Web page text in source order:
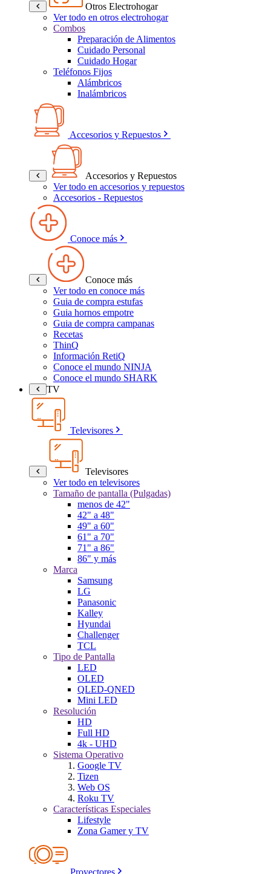
Otros Electrohogar
Ver todo en otros electrohogar
Combos
Preparación de Alimentos
Cuidado Personal
Cuidado Hogar
Teléfonos Fijos
Alámbricos
Inalámbricos
Accesorios y Repuestos
Accesorios y Repuestos
Ver todo en accesorios y repuestos
Accesorios - Repuestos
Conoce más
Conoce más
Ver todo en conoce más
Guia de compra estufas
Guia hornos empotre
Guia de compra campanas
Recetas
ThinQ
Información RetiQ
Conoce el mundo NINJA
Conoce el mundo SHARK
TV
Televisores
Televisores
Ver todo en televisores
Tamaño de pantalla (Pulgadas)
menos de 42"
42" a 48"
49" a 60"
61" a 70"
71" a 86"
86" y más
Marca
Samsung
LG
Panasonic
Kalley
Hyundai
Challenger
TCL
Tipo de Pantalla
LED
OLED
QLED-QNED
Mini LED
Resolución
HD
Full HD
4k - UHD
Sistema Operativo
Google TV
Tizen
Web OS
Roku TV
Características Especiales
Lifestyle
Zona Gamer y TV
Proyectores